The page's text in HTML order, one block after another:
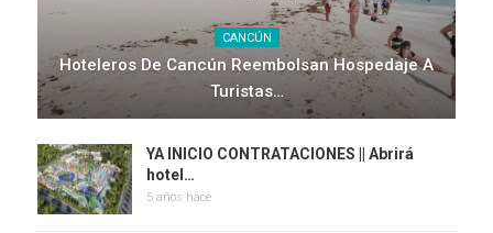
CANCÚN
Hoteleros De Cancún Reembolsan Hospedaje A
Turistas…
YA INICIO CONTRATACIONES || Abrirá
hotel…
5 años hace